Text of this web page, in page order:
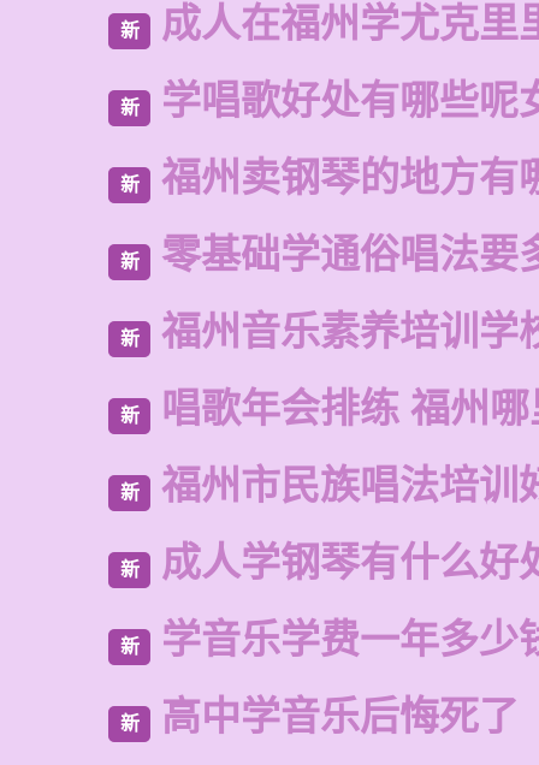
新 成人在福州学尤克里
新 学唱歌好处有哪些呢
新 福州卖钢琴的地方有
新 零基础学通俗唱法要
新 福州音乐素养培训学
新 唱歌年会排练 福州
新 福州市民族唱法培训
新 成人学钢琴有什么好
新 学音乐学费一年多少
新 高中学音乐后悔死了